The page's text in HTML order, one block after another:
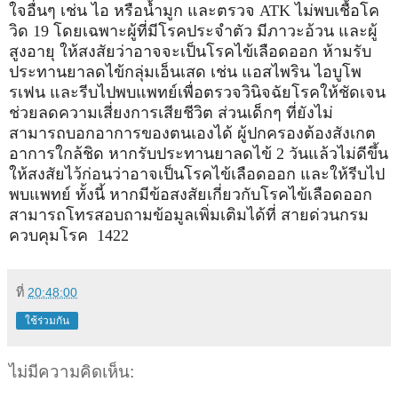
ใจอื่นๆ เช่น ไอ หรือน้ำมูก และตรวจ ATK ไม่พบเชื้อโค
วิด 19 โดยเฉพาะผู้ที่มีโรคประจำตัว มีภาวะอ้วน และผู้
สูงอายุ ให้สงสัยว่าอาจจะเป็นโรคไข้เลือดออก ห้ามรับ
ประทานยาลดไข้กลุ่มเอ็นเสด เช่น แอสไพริน ไอบูโพ
รเฟน และรีบไปพบแพทย์เพื่อตรวจวินิจฉัยโรคให้ชัดเจน
ช่วยลดความเสี่ยงการเสียชีวิต ส่วนเด็กๆ ที่ยังไม่
สามารถบอกอาการของตนเองได้ ผู้ปกครองต้องสังเกต
อาการใกล้ชิด หากรับประทานยาลดไข้ 2 วันแล้วไม่ดีขึ้น
ให้สงสัยไว้ก่อนว่าอาจเป็นโรคไข้เลือดออก และให้รีบไป
พบแพทย์ ทั้งนี้ หากมีข้อสงสัยเกี่ยวกับโรคไข้เลือดออก
สามารถโทรสอบถามข้อมูลเพิ่มเติมได้ที่ สายด่วนกรม
ควบคุมโรค 1422
ที่ 20:48:00
ใช้ร่วมกัน
ไม่มีความคิดเห็น: